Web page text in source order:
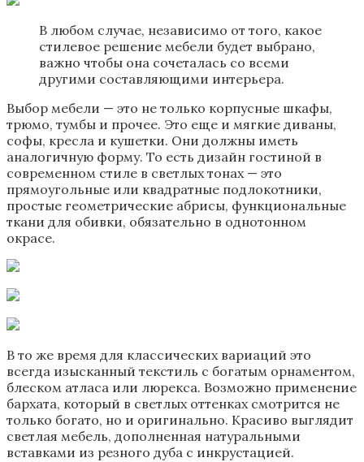
В любом случае, независимо от того, какое
стилевое решение мебели будет выбрано,
важно чтобы она сочеталась со всеми
другими составляющими интерьера.
Выбор мебели — это не только корпусные шкафы,
трюмо, тумбы и прочее. Это еще и мягкие диваны,
софы, кресла и кушетки. Они должны иметь
аналогичную форму. То есть дизайн гостиной в
современном стиле в светлых тонах — это
прямоугольные или квадратные подлокотники,
простые геометрические абрисы, функциональные
ткани для обивки, обязательно в однотонном
окрасе.
В то же время для классических вариаций это
всегда изысканный текстиль с богатым орнаментом,
блеском атласа или люрекса. Возможно применение
бархата, который в светлых оттенках смотрится не
только богато, но и оригинально. Красиво выглядит
светлая мебель, дополненная натуральными
вставками из резного дуба с инкрустацией.